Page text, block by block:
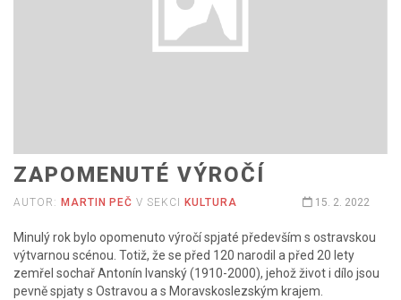
ZAPOMENUTÉ VÝROČÍ
AUTOR: MARTIN PEČ V SEKCI KULTURA 15. 2. 2022
Minulý rok bylo opomenuto výročí spjaté především s ostravskou
výtvarnou scénou. Totiž, že se před 120 narodil a před 20 lety
zemřel sochař Antonín Ivanský (1910-2000), jehož život i dílo jsou
pevně spjaty s Ostravou a s Moravskoslezským krajem.